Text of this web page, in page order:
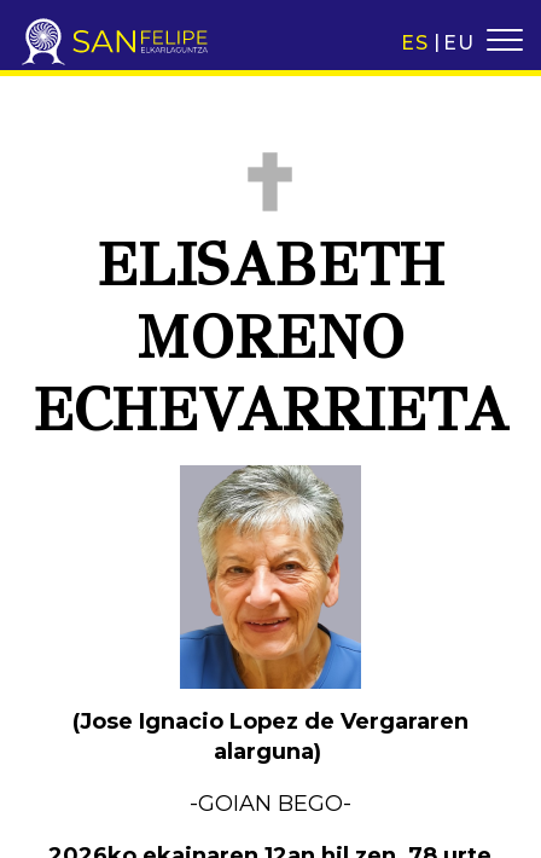
ES EU
ELISABETH
MORENO
ECHEVARRIETA
(Jose Ignacio Lopez de Vergararen
alarguna)
-GOIAN BEGO-